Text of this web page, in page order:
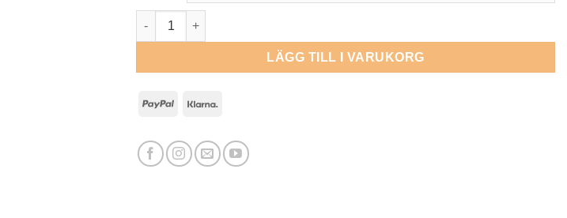
Hundhalsband i brunt läder - Fancy Stitch mängd
LÄGG TILL I VARUKORG
PayPal Klarna